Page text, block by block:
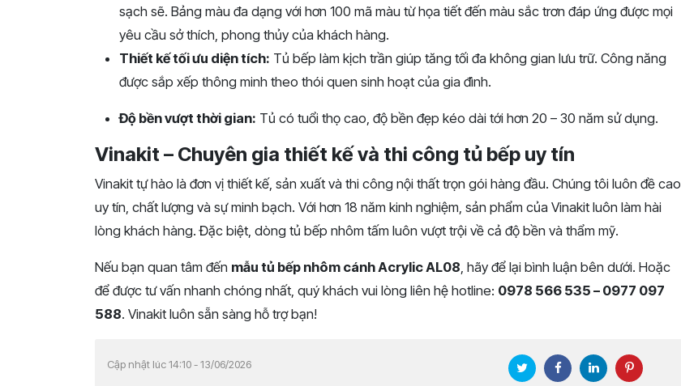
sạch sẽ. Bảng màu đa dạng với hơn 100 mã màu từ họa tiết đến màu sắc trơn đáp ứng được mọi
yêu cầu sở thích, phong thủy của khách hàng.
Thiết kế tối ưu diện tích: Tủ bếp làm kịch trần giúp tăng tối đa không gian lưu trữ. Công năng
được sắp xếp thông minh theo thói quen sinh hoạt của gia đình.
Độ bền vượt thời gian: Tủ có tuổi thọ cao, độ bền đẹp kéo dài tới hơn 20 – 30 năm sử dụng.
Vinakit – Chuyên gia thiết kế và thi công tủ bếp uy tín
Vinakit tự hào là đơn vị thiết kế, sản xuất và thi công nội thất trọn gói hàng đầu. Chúng tôi luôn đề cao
uy tín, chất lượng và sự minh bạch. Với hơn 18 năm kinh nghiệm, sản phẩm của Vinakit luôn làm hài
lòng khách hàng. Đặc biệt, dòng tủ bếp nhôm tấm luôn vượt trội về cả độ bền và thẩm mỹ.
Nếu bạn quan tâm đến mẫu tủ bếp nhôm cánh Acrylic AL08, hãy để lại bình luận bên dưới. Hoặc
để được tư vấn nhanh chóng nhất, quý khách vui lòng liên hệ hotline: 0978 566 535 – 0977 097
588. Vinakit luôn sẵn sàng hỗ trợ bạn!
Cập nhật lúc 14:10 - 13/06/2026